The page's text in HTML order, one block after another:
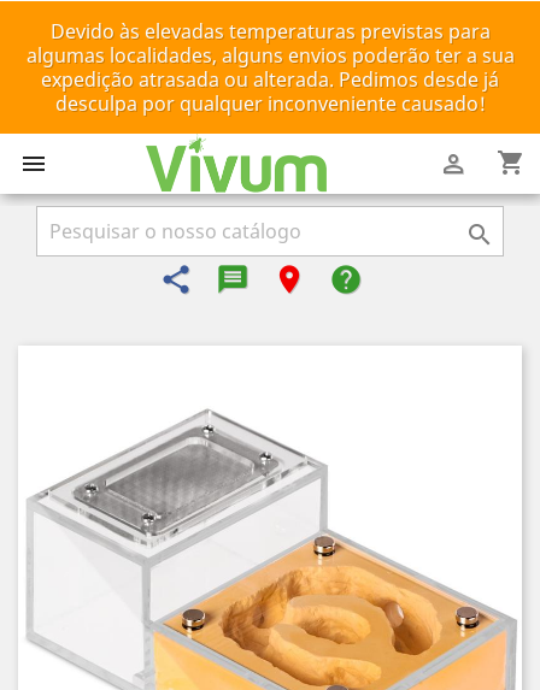
Devido às elevadas temperaturas previstas para
algumas localidades, alguns envios poderão ter a sua
expedição atrasada ou alterada. Pedimos desde já
desculpa por qualquer inconveniente causado!
 shopping_cart


share message-reply-text
room help